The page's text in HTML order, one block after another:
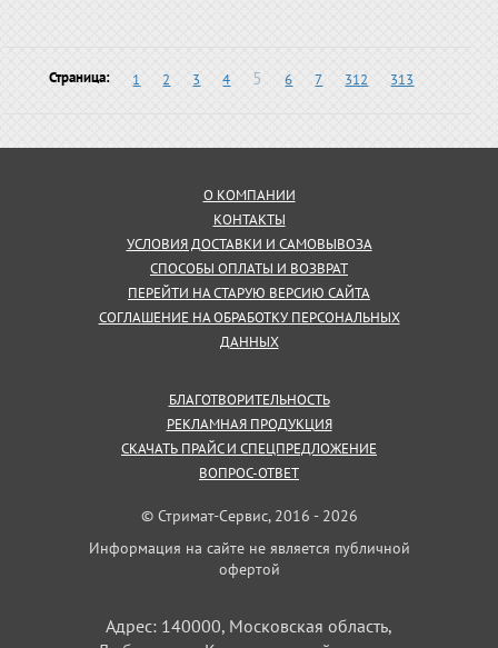
Страница: 1 2 3 4 5 6 7 312 313
О КОМПАНИИ
КОНТАКТЫ
УСЛОВИЯ ДОСТАВКИ И САМОВЫВОЗА
СПОСОБЫ ОПЛАТЫ И ВОЗВРАТ
ПЕРЕЙТИ НА СТАРУЮ ВЕРСИЮ САЙТА
СОГЛАШЕНИЕ НА ОБРАБОТКУ ПЕРСОНАЛЬНЫХ
ДАННЫХ
БЛАГОТВОРИТЕЛЬНОСТЬ
РЕКЛАМНАЯ ПРОДУКЦИЯ
СКАЧАТЬ ПРАЙС И СПЕЦПРЕДЛОЖЕНИЕ
ВОПРОС-ОТВЕТ
© Стримат-Сервис, 2016 - 2026
Информация на сайте не является публичной
офертой
Адрес: 140000, Московская область,